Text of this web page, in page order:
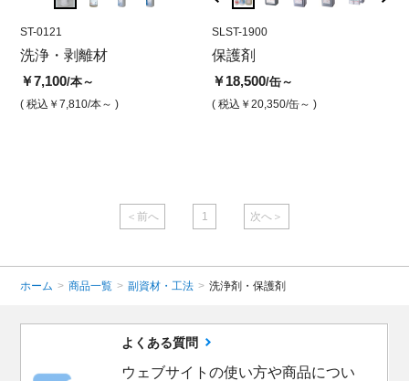
ST-0121
洗浄・剥離材
￥7,100/本～
( 税込￥7,810/本～ )
ST-0121
エポ目地 洗浄剤
￥7,100/本
( 税込￥7,810 /本 )
AS-1H4B
アド・シャット保護B 浸透
性吸水防止剤[4L]（みかげ
石用）
SLST-1900
保護剤
￥18,500/缶～
( 税込￥20,350/缶～ )
＜前へ 1 次へ＞
ホーム > 商品一覧 > 副資材・工法 > 洗浄剤・保護剤
よくある質問
ウェブサイトの使い方や商品につい